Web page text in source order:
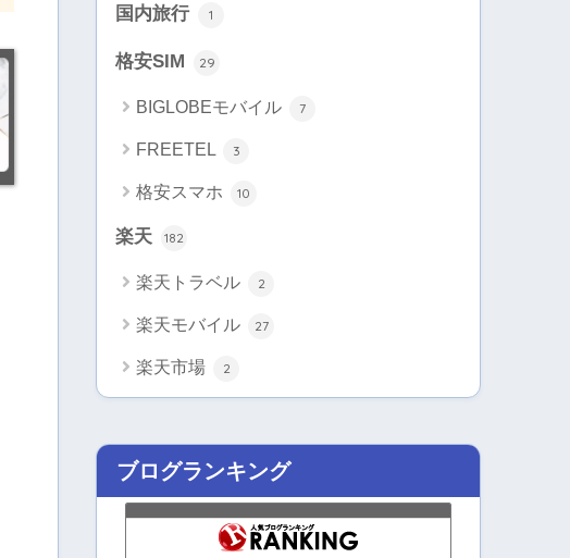
国内旅行 1
格安SIM 29
BIGLOBEモバイル 7
FREETEL 3
格安スマホ 10
楽天 182
楽天トラベル 2
楽天モバイル 27
楽天市場 2
ブログランキング